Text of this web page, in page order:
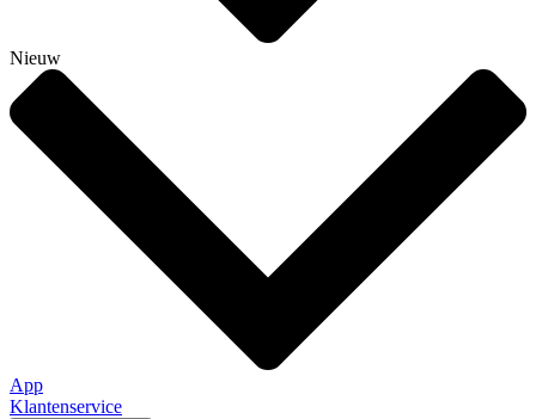
Nieuw
App
Klantenservice